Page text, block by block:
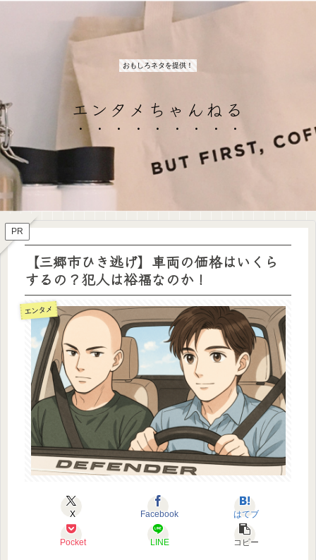
おもしろネタを提供！
エンタメちゃんねる
PR
【三郷市ひき逃げ】車両の価格はいくら
するの？犯人は裕福なのか！
エンタメ
X Facebook はてブ
Pocket LINE コピー